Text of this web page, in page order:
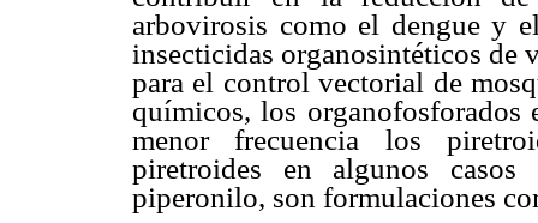
arbovirosis como el dengue y
insecticidas organosintéticos de
para el control vectorial de
químicos, los
menor frecuencia los
piretroides en algunos
piperonilo, son formulaciones